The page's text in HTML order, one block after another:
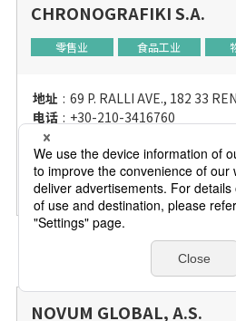
CHRONOGRAFIKI S.A.
零售业 食品工业
地址 : 69 P. RALLI AVE., 182 33
电话 : +30-210-3416760
传真
网址
NOVUM GLOBAL, A.S.